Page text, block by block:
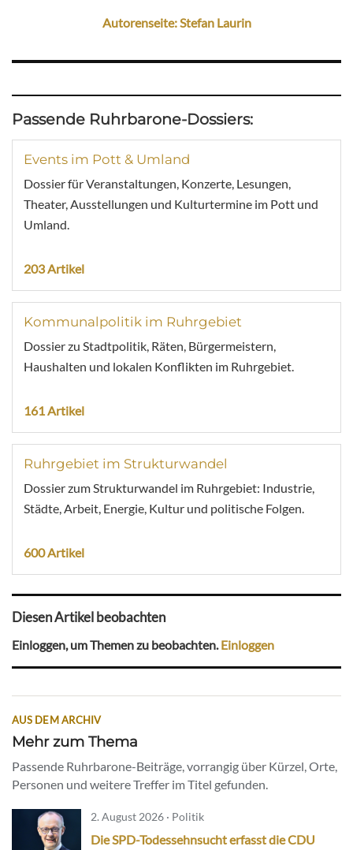
Autorenseite: Stefan Laurin
Passende Ruhrbarone-Dossiers:
Events im Pott & Umland
Dossier für Veranstaltungen, Konzerte, Lesungen,
Theater, Ausstellungen und Kulturtermine im Pott und
Umland.
203 Artikel
Kommunalpolitik im Ruhrgebiet
Dossier zu Stadtpolitik, Räten, Bürgermeistern,
Haushalten und lokalen Konflikten im Ruhrgebiet.
161 Artikel
Ruhrgebiet im Strukturwandel
Dossier zum Strukturwandel im Ruhrgebiet: Industrie,
Städte, Arbeit, Energie, Kultur und politische Folgen.
600 Artikel
Diesen Artikel beobachten
Einloggen, um Themen zu beobachten.Einloggen
AUS DEM ARCHIV
Mehr zum Thema
Passende Ruhrbarone-Beiträge, vorrangig über Kürzel, Orte,
Personen und weitere Treffer im Titel gefunden.
2. August 2026 · Politik
Die SPD-Todessehnsucht erfasst die CDU